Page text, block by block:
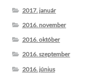
2017. január
2016. november
2016. október
2016. szeptember
2016. június